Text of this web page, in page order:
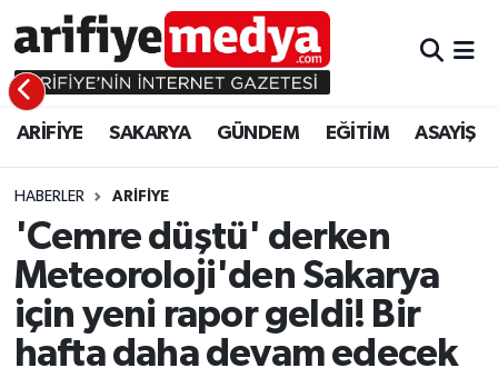
ARİFİYE SAKARYA GÜNDEM EĞİTİM ASAYİŞ
HABERLER ARİFİYE
'Cemre düştü' derken
Meteoroloji'den Sakarya
için yeni rapor geldi! Bir
hafta daha devam edecek
ARİFİYE
SAKARYA
GÜNDEM
EĞİTİM
ASAYİŞ
EKONOMİ
ARİFİYE
GÜNDEM
EĞİTİM
EKONOMİ
ASAYİŞ
Sakarya Hava Durumu
Sakarya Namaz Vakitleri
Sakarya Trafik Yoğunluk Haritası
Süper Lig Puan Durumu ve Fikstür
Tüm Manşetler
Son Dakika Haberleri